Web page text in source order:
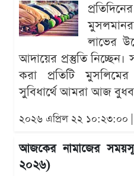
লাভের
আদায়ের প্রস্তুতি
করা প্রতিটি
সুবিধার্থে আমরা আজ
২০২৬ এপ্রিল ২২ ১০:২৩:০০
আজকের নামাজের
২০২৬)